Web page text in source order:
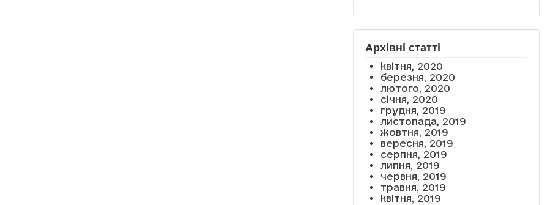
Архівні статті
квітня, 2020
березня, 2020
лютого, 2020
січня, 2020
грудня, 2019
листопада, 2019
жовтня, 2019
вересня, 2019
серпня, 2019
липня, 2019
червня, 2019
травня, 2019
квітня, 2019